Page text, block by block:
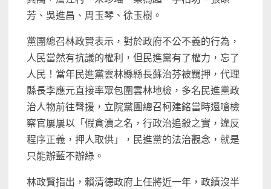
芳、吳進昌、周玉琴、徐玉樹。
黨團總召林政賢表示，對於政府不公不義的行為，
人民當然有抗議的權利，但民進黨有了權力，忘了
人民！當年民進黨雲林縣縣長蘇治芬被羈押，代理
縣長李應元直接率眾包圍雲林地檢，多名民進黨政
治人物前往聲援，立院黨團總召柯建銘當時還嗆檢
察官屢屢以「假貪瀆之名，行政治追殺之實，違反
程序正義，押人取供」，民進黨的法治觀念，就是
只能辦藍不辦綠。
林政賢指出，賴清德政府上任將近一年，政績沒半